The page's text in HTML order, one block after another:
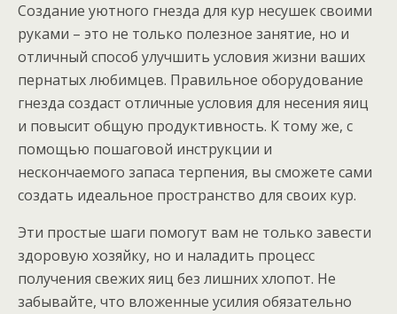
Создание уютного гнезда для кур несушек своими
руками – это не только полезное занятие, но и
отличный способ улучшить условия жизни ваших
пернатых любимцев. Правильное оборудование
гнезда создаст отличные условия для несения яиц
и повысит общую продуктивность. К тому же, с
помощью пошаговой инструкции и
нескончаемого запаса терпения, вы сможете сами
создать идеальное пространство для своих кур.
Эти простые шаги помогут вам не только завести
здоровую хозяйку, но и наладить процесс
получения свежих яиц без лишних хлопот. Не
забывайте, что вложенные усилия обязательно